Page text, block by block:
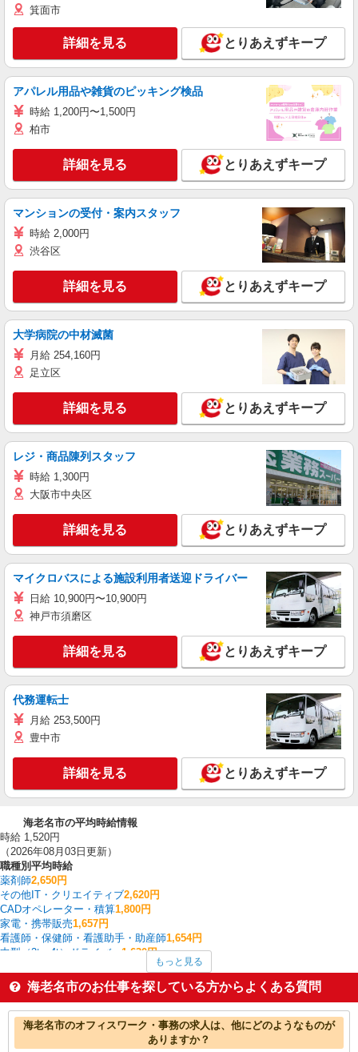
箕面市
詳細を見る とりあえずキープ
アパレル用品や雑貨のピッキング検品
時給 1,200円〜1,500円
柏市
詳細を見る とりあえずキープ
マンションの受付・案内スタッフ
時給 2,000円
渋谷区
詳細を見る とりあえずキープ
大学病院の中材滅菌
月給 254,160円
足立区
詳細を見る とりあえずキープ
レジ・商品陳列スタッフ
時給 1,300円
大阪市中央区
詳細を見る とりあえずキープ
マイクロバスによる施設利用者送迎ドライバー
日給 10,900円〜10,900円
神戸市須磨区
詳細を見る とりあえずキープ
代務運転士
月給 253,500円
豊中市
詳細を見る とりあえずキープ
海老名市の平均時給情報
時給 1,520円
（2026年08月03日更新）
職種別平均時給
薬剤師2,650円
その他IT・クリエイティブ2,620円
CADオペレーター・積算1,800円
家電・携帯販売1,657円
看護師・保健師・看護助手・助産師1,654円
中型（2t・4t）ドライバー 1,630円
その他介護・福祉1,577円
介護職・ヘルパー 1,572円
フォークリフト1,555円
海老名市の他の職種の平均時給を見る
もっと見る
海老名市のお仕事を探している方からよくある質問
海老名市のオフィスワーク・事務の求人は、他にどのようなものが
ありますか？